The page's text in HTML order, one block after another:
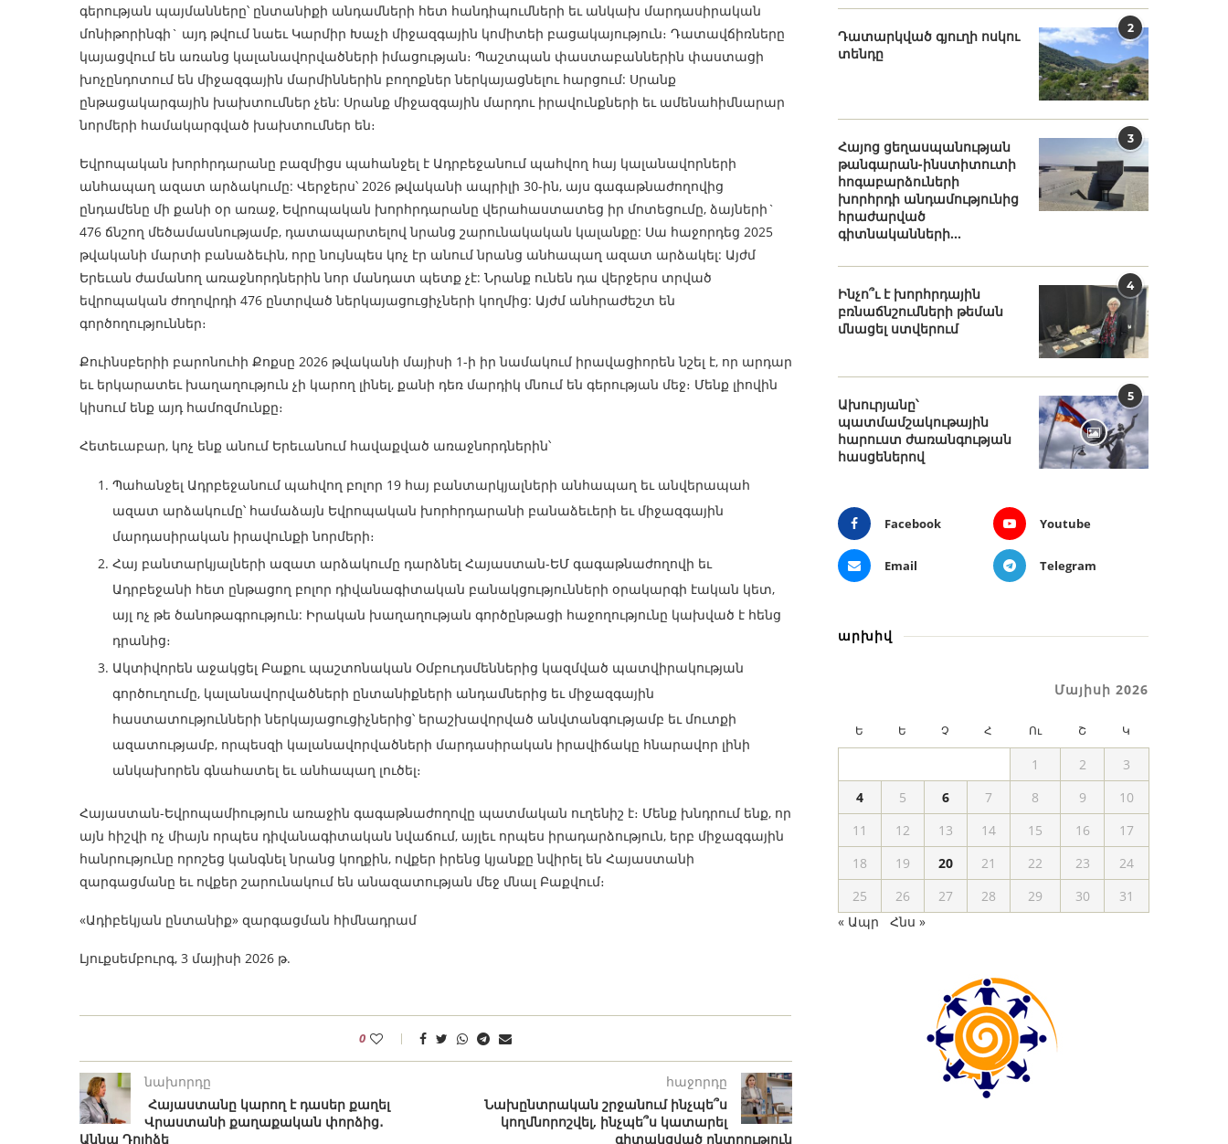
գերության պայմանները՝ ընտանիքի անդամների հետ հանդիպումների եւ անկախ մարդասիրական
մոնիթորինգի` այդ թվում նաեւ Կարմիր Խաչի միջազգային կոմիտեի բացակայություն։ Դատավճիռները
կայացվում են առանց կալանավորվածների իմացության։ Պաշտպան փաստաբաններին փաստացի
խոչընդոտում են միջազգային մարմիններին բողոքներ ներկայացնելու հարցում: Սրանք
ընթացակարգային խախտումներ չեն: Սրանք միջազգային մարդու իրավունքների եւ ամենահիմնարար
նորմերի համակարգված խախտումներ են։
Եվրոպական խորհրդարանը բազմիցս պահանջել է Ադրբեջանում պահվող հայ կալանավորների
անհապաղ ազատ արձակումը: Վերջերս՝ 2026 թվականի ապրիլի 30-ին, այս գագաթնաժողովից
ընդամենը մի քանի օր առաջ, Եվրոպական խորհրդարանը վերահաստատեց իր մոտեցումը, ձայների`
476 ճնշող մեծամասնությամբ, դատապարտելով նրանց շարունակական կալանքը: Սա հաջորդեց 2025
թվականի մարտի բանաձեւին, որը նույնպես կոչ էր անում նրանց անհապաղ ազատ արձակել: Այժմ
Երեւան ժամանող առաջնորդներին նոր մանդատ պետք չէ: Նրանք ունեն դա վերջերս տրված
եվրոպական ժողովրդի 476 ընտրված ներկայացուցիչների կողմից: Այժմ անհրաժեշտ են
գործողություններ։
Քուինսբերիի բարոնուհի Քոքսը 2026 թվականի մայիսի 1-ի իր նամակում իրավացիորեն նշել է, որ արդար
եւ երկարատեւ խաղաղություն չի կարող լինել, քանի դեռ մարդիկ մնում են գերության մեջ։ Մենք լիովին
կիսում ենք այդ համոզմունքը։
Հետեւաբար, կոչ ենք անում Երեւանում հավաքված առաջնորդներին՝
Պահանջել Ադրբեջանում պահվող բոլոր 19 հայ բանտարկյալների անհապաղ եւ անվերապահ
ազատ արձակումը՝ համաձայն Եվրոպական խորհրդարանի բանաձեւերի եւ միջազգային
մարդասիրական իրավունքի նորմերի։
Հայ բանտարկյալների ազատ արձակումը դարձնել Հայաստան-ԵՄ գագաթնաժողովի եւ
Ադրբեջանի հետ ընթացող բոլոր դիվանագիտական ​​բանակցությունների օրակարգի էական կետ,
այլ ոչ թե ծանոթագրություն: Իրական խաղաղության գործընթացի հաջողությունը կախված է հենց
դրանից։
Ակտիվորեն աջակցել Բաքու պաշտոնական Օմբուդսմեններից կազմված պատվիրակության
գործուղումը, կալանավորվածների ընտանիքների անդամներից եւ միջազգային
հաստատությունների ներկայացուցիչներից՝ երաշխավորված անվտանգությամբ եւ մուտքի
ազատությամբ, որպեսզի կալանավորվածների մարդասիրական իրավիճակը հնարավոր լինի
անկախորեն գնահատել եւ անհապաղ լուծել։
Հայաստան-Եվրոպամիություն առաջին գագաթնաժողովը պատմական ուղենիշ է։ Մենք խնդրում ենք, որ
այն հիշվի ոչ միայն որպես դիվանագիտական ​​նվաճում, այլեւ որպես իրադարձություն, երբ միջազգային
հանրությունը որոշեց կանգնել նրանց կողքին, ովքեր իրենց կյանքը նվիրել են Հայաստանի
զարգացմանը եւ ովքեր շարունակում են անազատության մեջ մնալ Բաքվում։
«Ադիբեկյան ընտանիք» զարգացման հիմնադրամ
Լյուքսեմբուրգ, 3 մայիսի 2026 թ.
0
նախորդը
Հայաստանը կարող է դասեր քաղել
Վրաստանի քաղաքական փորձից․
Աննա Դոլիձե
հաջորդը
Նախընտրական շրջանում ինչպե՞ս
կողմնորոշվել, ինչպե՞ս կատարել
գիտակցված ընտրություն
2
Դատարկված գյուղի ոսկու
տենդը
3
Հայոց ցեղասպանության
թանգարան-ինստիտուտի
հոգաբարձուների
խորհրդի անդամությունից
հրաժարված
գիտնականների...
4
Ինչո՞ւ է խորհրդային
բռնաճնշումների թեման
մնացել ստվերում
5
Ախուրյանը՝
պատմամշակութային
հարուստ ժառանգության
հասցեներով
Facebook Youtube
Email Telegram
արխիվ
Մայիսի 2026
Ե Ե Չ Հ Ու Շ Կ
1 2
3
4
5 6 7 8 9
10
11
12 13 14 15 16
17
18
19 20 21 22 23
24
25
26 27 28 29 30
31
« Ապր
Հնս »